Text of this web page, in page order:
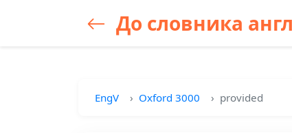
До словника
EngV Oxford 3000 provided